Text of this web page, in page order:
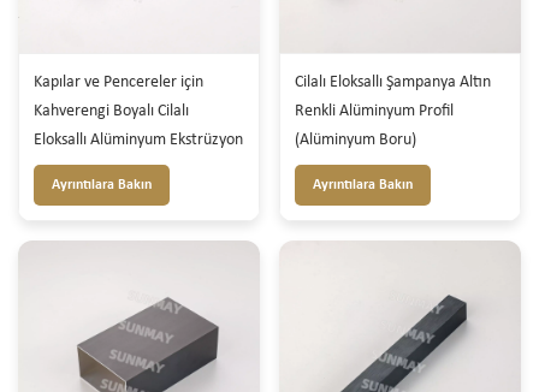
Kapılar ve Pencereler için
Kahverengi Boyalı Cilalı
Eloksallı Alüminyum Ekstrüzyon
Ayrıntılara Bakın
Cilalı Eloksallı Şampanya Altın
Renkli Alüminyum Profil
(Alüminyum Boru)
Ayrıntılara Bakın